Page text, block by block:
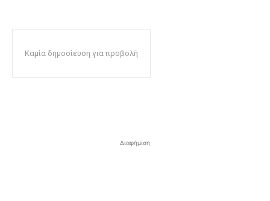
Καμία δημοσίευση για προβολή
Διαφήμιση